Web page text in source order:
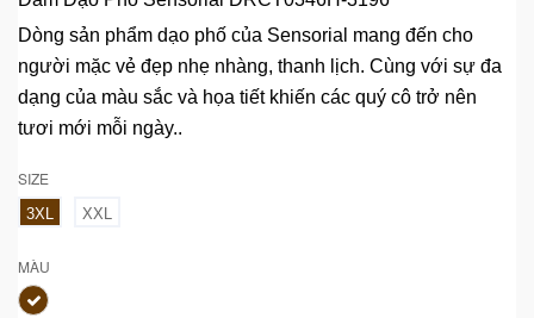
Dòng sản phẩm dạo phố của Sensorial mang đến cho
người mặc vẻ đẹp nhẹ nhàng, thanh lịch. Cùng với sự đa
dạng của màu sắc và họa tiết khiến các quý cô trở nên
tươi mới mỗi ngày..
SIZE
3XL XXL
MÀU